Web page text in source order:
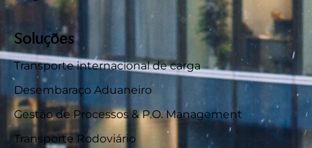
Soluções
Transporte internacional de carga
Desembaraço Aduaneiro
Gestão de Processos & P.O. Management
Transporte Rodoviário